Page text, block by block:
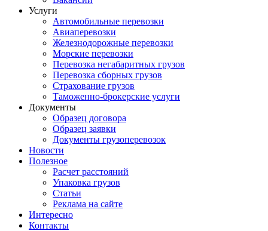
Услуги
Автомобильные перевозки
Авиаперевозки
Железнодорожные перевозки
Морские перевозки
Перевозка негабаритных грузов
Перевозка сборных грузов
Страхование грузов
Таможенно-брокерские услуги
Документы
Образец договора
Образец заявки
Документы грузоперевозок
Новости
Полезное
Расчет расстояний
Упаковка грузов
Статьи
Реклама на сайте
Интересно
Контакты